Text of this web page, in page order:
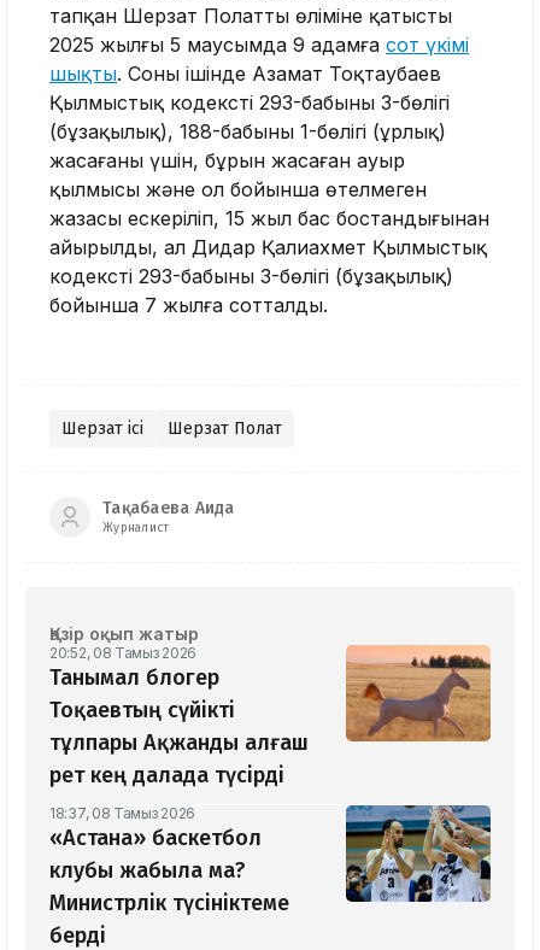
тапқан Шерзат Полаттың өліміне қатысты
2025 жылғы 5 маусымда 9 адамға сот үкімі
шықты. Соның ішінде Азамат Тоқтаубаев
Қылмыстық кодекстің 293-бабының 3-бөлігі
(бұзақылық), 188-бабының 1-бөлігі (ұрлық)
жасағаны үшін, бұрын жасаған ауыр
қылмысы және ол бойынша өтелмеген
жазасы ескеріліп, 15 жыл бас бостандығынан
айырылды, ал Дидар Қалиахмет Қылмыстық
кодекстің 293-бабының 3-бөлігі (бұзақылық)
бойынша 7 жылға сотталды.
Шерзат ісі Шерзат Полат
Тақабаева Аида
Журналист
Қазір оқып жатыр
20:52, 08 Тамыз 2026
Танымал блогер
Тоқаевтың сүйікті
тұлпары Ақжанды алғаш
рет кең далада түсірді
18:37, 08 Тамыз 2026
«Астана» баскетбол
клубы жабыла ма?
Министрлік түсініктеме
берді